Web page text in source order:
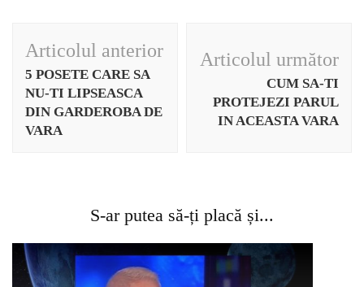
Navigare
în
articole
Articolul anterior
5 POSETE CARE SA
NU-TI LIPSEASCA
DIN GARDEROBA DE
VARA
Articolul următor
CUM SA-TI
PROTEJEZI PARUL
IN ACEASTA VARA
S-ar putea să-ți placă și...